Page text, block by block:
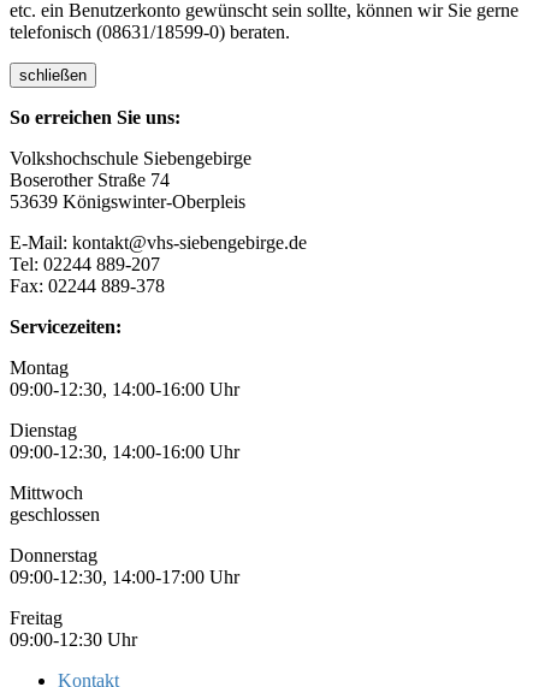
etc. ein Benutzerkonto gewünscht sein sollte, können wir Sie gerne
telefonisch (08631/18599-0) beraten.
schließen
So erreichen Sie uns:
Volkshochschule Siebengebirge
Boserother Straße 74
53639 Königswinter-Oberpleis
E-Mail: kontakt@vhs-siebengebirge.de
Tel: 02244 889-207
Fax: 02244 889-378
Servicezeiten:
Montag
09:00-12:30, 14:00-16:00 Uhr
Dienstag
09:00-12:30, 14:00-16:00 Uhr
Mittwoch
geschlossen
Donnerstag
09:00-12:30, 14:00-17:00 Uhr
Freitag
09:00-12:30 Uhr
Kontakt